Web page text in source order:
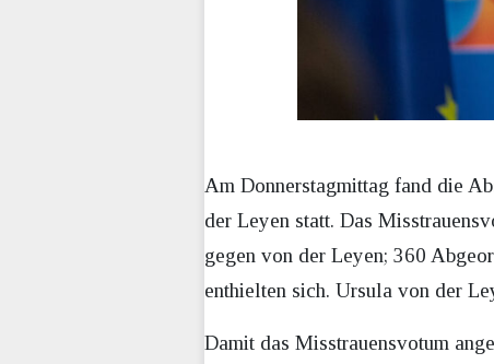
Am Donnerstagmittag fand die
der Leyen statt. Das
gegen von der Leyen; 360
enthielten sich. Ursula von der
Damit das Misstrauensvotum